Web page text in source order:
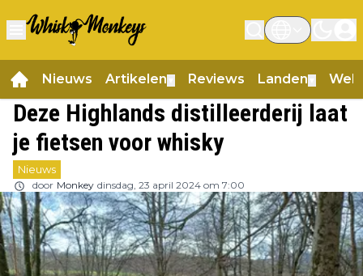
Nieuws Artikelen Reviews Landen
Deze Highlands distilleerderij laat
je fietsen voor whisky
Nieuws
door Monkey dinsdag, 23 april 2024 om 7:00